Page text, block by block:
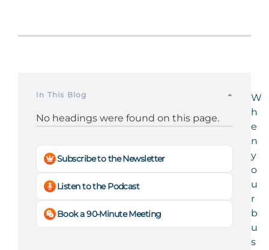
In This Blog
No headings were found on this page.
Subscribe to the Newsletter
Listen to the Podcast
Book a 90-Minute Meeting
W
h
e
n
y
o
u
r
b
u
s